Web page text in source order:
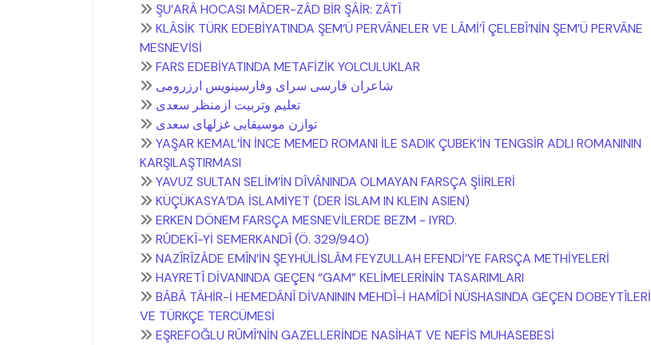
ŞU’ARÂ HOCASI MÂDER-ZÂD BİR ŞÂİR: ZÂTÎ
KLÂSİK TÜRK EDEBİYATINDA ŞEM’Ü PERVÂNELER VE LÂMİ’Î ÇELEBÎ’NİN ŞEM’Ü PERVÂNE
MESNEVİSİ
FARS EDEBİYATINDA METAFİZİK YOLCULUKLAR
شاعران فارسی سرای وفارسینويس ارزرومی
تعلیم وتربیت ازمنظر سعدی
توازن موسیقايی غزلهای سعدی
YAŞAR KEMAL’İN İNCE MEMED ROMANI İLE SADIK ÇUBEK’İN TENGSİR ADLI ROMANININ
KARŞILAŞTIRMASI
YAVUZ SULTAN SELİM’İN DÎVÂNINDA OLMAYAN FARSÇA ŞİİRLERİ
KÜÇÜKASYA’DA İSLAMİYET (DER İSLAM IN KLEIN ASIEN)
ERKEN DÖNEM FARSÇA MESNEVİLERDE BEZM - IYRD.
RÛDEKÎ-Yİ SEMERKANDÎ (Ö. 329/940)
NAZÎRÎZÂDE EMÎN’İN ŞEYHÜLİSLÂM FEYZULLAH EFENDİ’YE FARSÇA METHİYELERİ
HAYRETÎ DİVANINDA GEÇEN “GAM” KELİMELERİNİN TASARIMLARI
BÂBÂ TÂHİR-İ HEMEDÂNÎ DİVANININ MEHDÎ-İ HAMÎDÎ NÜSHASINDA GEÇEN DOBEYTÎLERİ
VE TÜRKÇE TERCÜMESİ
EŞREFOĞLU RÛMÎ’NİN GAZELLERİNDE NASİHAT VE NEFİS MUHASEBESİ